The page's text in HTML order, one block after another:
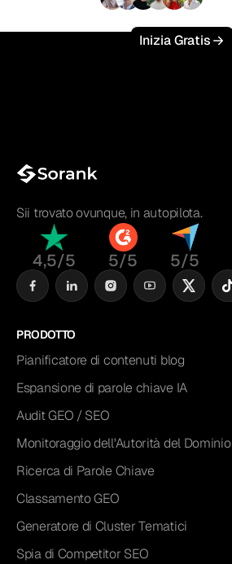
Inizia Gratis
Sii trovato ovunque, in autopilota.
4,5/5 5/5 5/5
PRODOTTO
Pianificatore di contenuti blog
Espansione di parole chiave IA
Audit GEO / SEO
Monitoraggio dell'Autorità del Dominio
Ricerca di Parole Chiave
Classamento GEO
Generatore di Cluster Tematici
Spia di Competitor SEO